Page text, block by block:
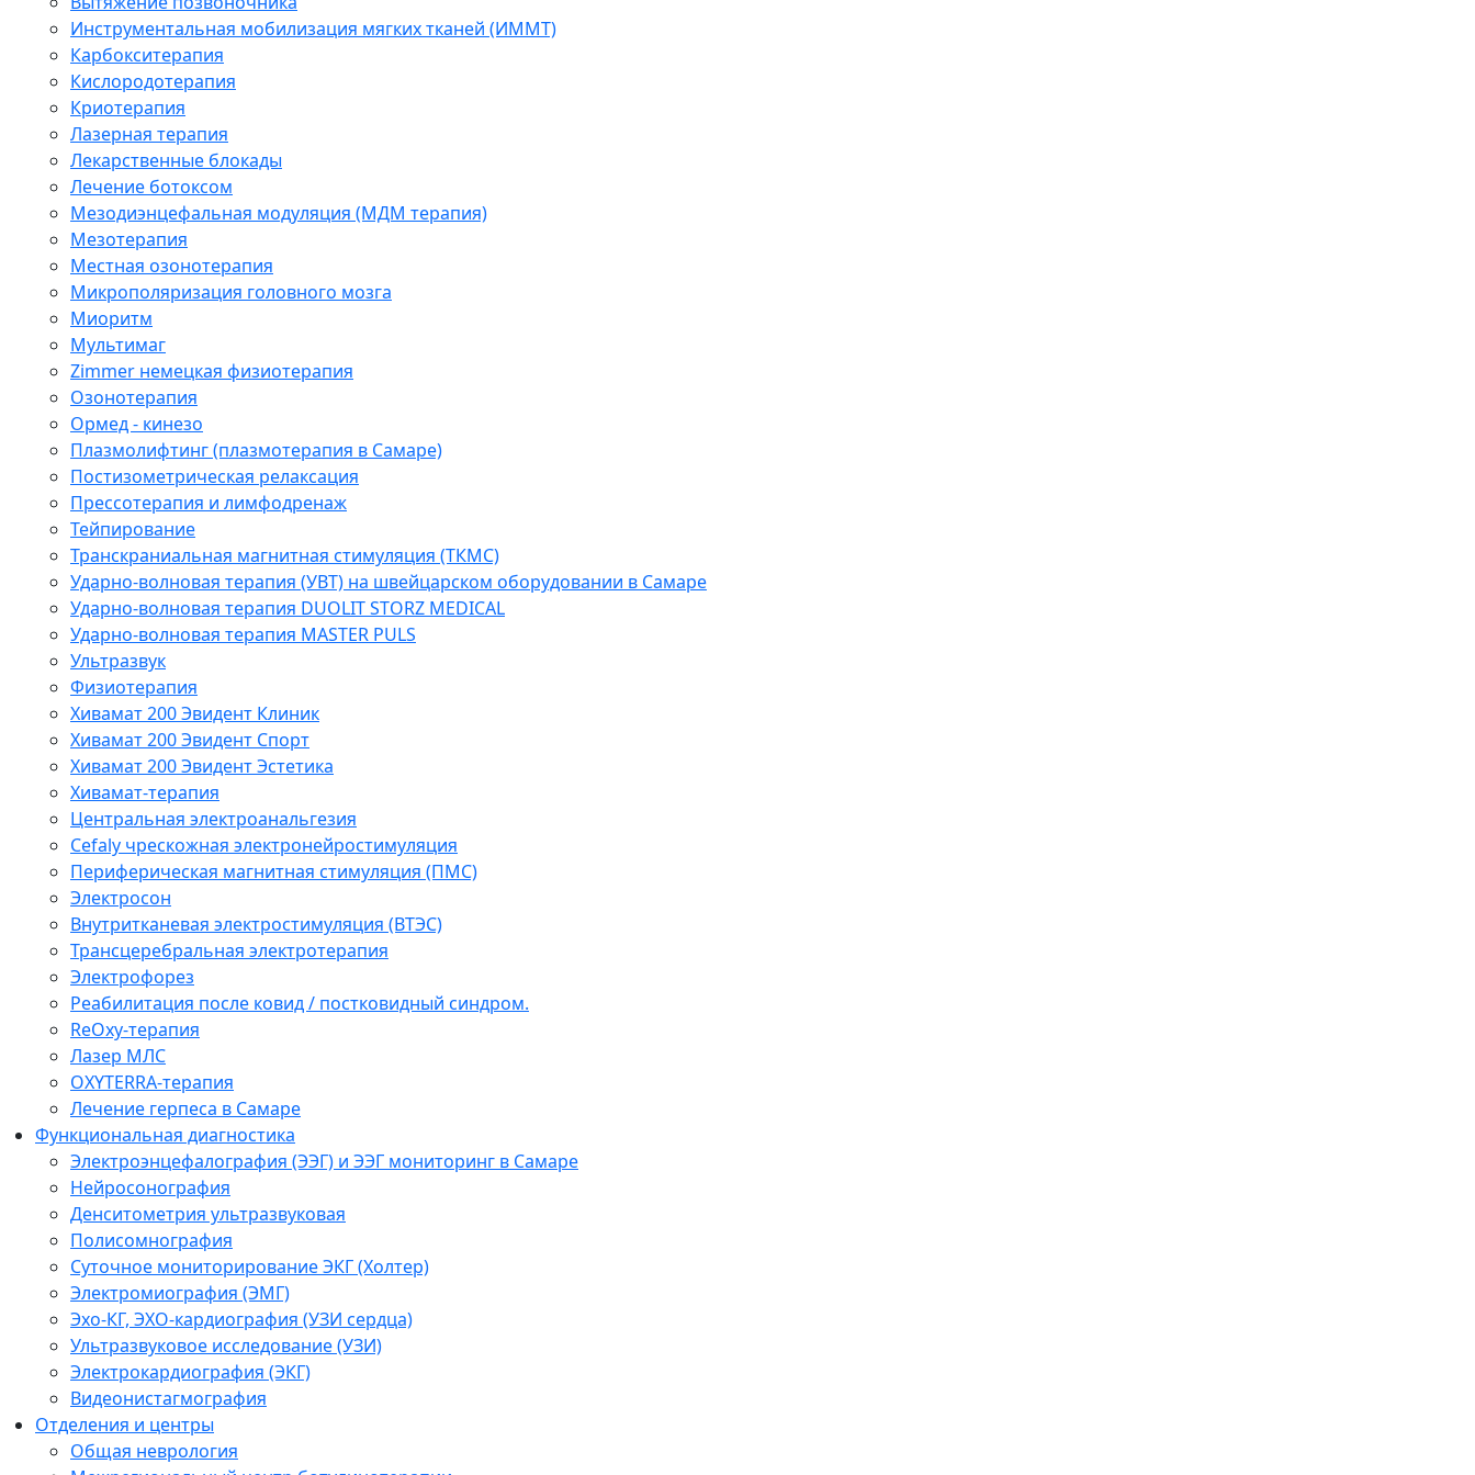
Инструментальная мобилизация мягких тканей (ИММТ)
Карбокситерапия
Кислородотерапия
Криотерапия
Лазерная терапия
Лекарственные блокады
Лечение ботоксом
Мезодиэнцефальная модуляция (МДМ терапия)
Мезотерапия
Местная озонотерапия
Микрополяризация головного мозга
Миоритм
Мультимаг
Zimmer немецкая физиотерапия
Озонотерапия
Ормед - кинезо
Плазмолифтинг (плазмотерапия в Самаре)
Постизометрическая релаксация
Прессотерапия и лимфодренаж
Тейпирование
Транскраниальная магнитная стимуляция (ТКМС)
Ударно-волновая терапия (УВТ) на швейцарском оборудовании в Самаре
Ударно-волновая терапия DUOLIT STORZ MEDICAL
Ударно-волновая терапия MASTER PULS
Ультразвук
Физиотерапия
Хивамат 200 Эвидент Клиник
Хивамат 200 Эвидент Спорт
Хивамат 200 Эвидент Эстетика
Хивамат-терапия
Центральная электроанальгезия
Cefaly чреcкожная электронейростимуляция
Периферическая магнитная стимуляция (ПМС)
Электросон
Внутритканевая электростимуляция (ВТЭС)
Трансцеребральная электротерапия
Электрофорез
Реабилитация после ковид / постковидный синдром.
ReOxy-терапия
Лазер МЛС
OXYTERRA-терапия
Лечение герпеса в Самаре
Функциональная диагностика
Электроэнцефалография (ЭЭГ) и ЭЭГ мониторинг в Самаре
Нейросонография
Денситометрия ультразвуковая
Полисомнография
Суточное мониторирование ЭКГ (Холтер)
Электромиография (ЭМГ)
Эхо-КГ, ЭХО-кардиография (УЗИ сердца)
Ультразвуковое исследование (УЗИ)
Электрокардиография (ЭКГ)
Видеонистагмография
Отделения и центры
Общая неврология